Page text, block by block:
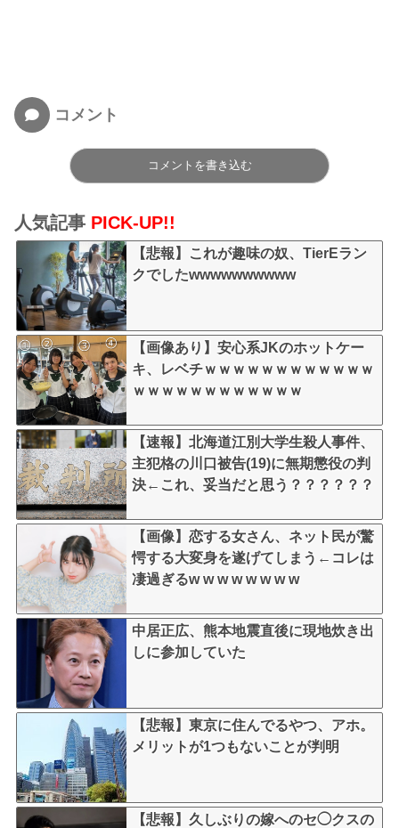
コメント
コメントを書き込む
人気記事 PICK-UP!!
【悲報】これが趣味の奴、TierEラン
クでしたwwwwwwwwww
【画像あり】安心系JKのホットケー
キ、レベチｗｗｗｗｗｗｗｗｗｗｗｗ
ｗｗｗｗｗｗｗｗｗｗｗｗ
【速報】北海道江別大学生殺人事件、
主犯格の川口被告(19)に無期懲役の判
決←これ、妥当だと思う？？？？？？
【画像】恋する女さん、ネット民が驚
愕する大変身を遂げてしまう←コレは
凄過ぎるw w w w w w w w
中居正広、熊本地震直後に現地炊き出
しに参加していた
【悲報】東京に住んでるやつ、アホ。
メリットが1つもないことが判明
【悲報】久しぶりの嫁へのセ◯クスの